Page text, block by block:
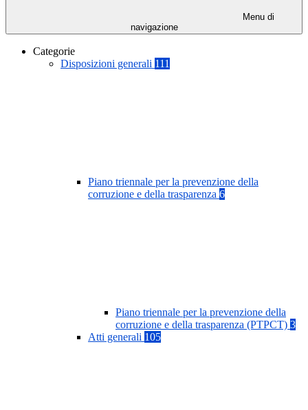
Menu di
navigazione
Categorie
Disposizioni generali 111
Piano triennale per la prevenzione della
corruzione e della trasparenza 6
Piano triennale per la prevenzione della
corruzione e della trasparenza (PTPCT) 3
Atti generali 105